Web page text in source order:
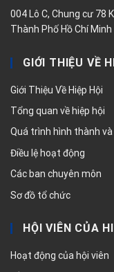
004 Lô C, Chung cư 78
Thành Phố Hồ Chí Minh
GIỚI THIỆU VỀ
Giới Thiệu Về Hiệp Hội
Tổng quan về hiệp hội
Quá trình hình thành
Điều lệ hoạt động
Các ban chuyên môn
Sơ đồ tổ chức
HỘI VIÊN CỦA
Hoạt động của hội viên